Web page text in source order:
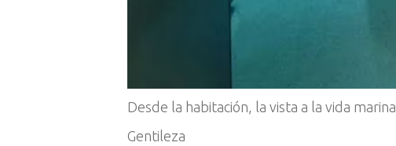
Desde la habitación, la vista a la vida marina
Gentileza